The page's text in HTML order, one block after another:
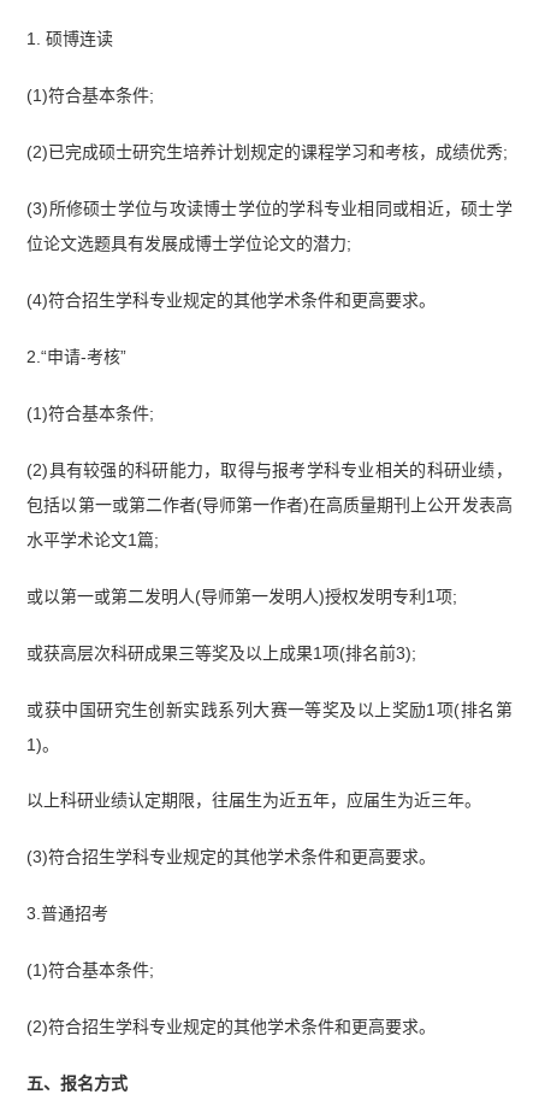
1. 硕博连读
(1)符合基本条件;
(2)已完成硕士研究生培养计划规定的课程学习和考核，成绩优秀;
(3)所修硕士学位与攻读博士学位的学科专业相同或相近，硕士学
位论文选题具有发展成博士学位论文的潜力;
(4)符合招生学科专业规定的其他学术条件和更高要求。
2.“申请-考核”
(1)符合基本条件;
(2)具有较强的科研能力，取得与报考学科专业相关的科研业绩，
包括以第一或第二作者(导师第一作者)在高质量期刊上公开发表高
水平学术论文1篇;
或以第一或第二发明人(导师第一发明人)授权发明专利1项;
或获高层次科研成果三等奖及以上成果1项(排名前3);
或获中国研究生创新实践系列大赛一等奖及以上奖励1项(排名第
1)。
以上科研业绩认定期限，往届生为近五年，应届生为近三年。
(3)符合招生学科专业规定的其他学术条件和更高要求。
3.普通招考
(1)符合基本条件;
(2)符合招生学科专业规定的其他学术条件和更高要求。
五、报名方式